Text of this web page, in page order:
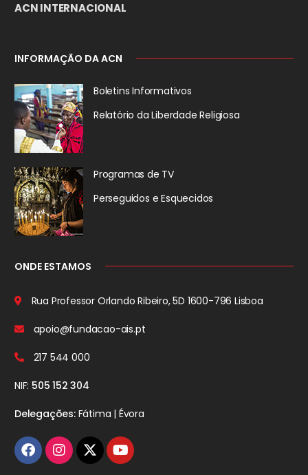
ACN INTERNACIONAL
INFORMAÇÃO DA ACN
Boletins Informativos
Relatório da Liberdade Religiosa
Programas de TV
Perseguidos e Esquecidos
ONDE ESTAMOS
Rua Professor Orlando Ribeiro, 5D 1600-796 Lisboa
apoio@fundacao-ais.pt
217 544 000
NIF: 505 152 304
Delegações:Fátima | Évora